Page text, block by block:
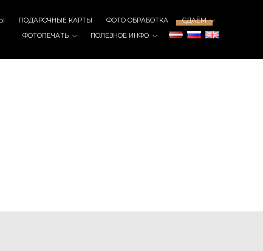
ПОДАРОЧНЫЕ КАРТЫ ФОТО ОБРАБОТКА
СДАЁМ
ФОТОПЕЧАТЬ
ПОЛЕЗНОЕ ИНФО